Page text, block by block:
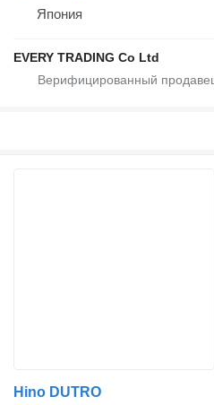
Япония
EVERY TRADING Co Ltd
Hino DUTRO